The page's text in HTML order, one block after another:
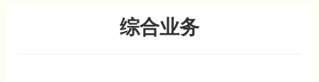
综合业务